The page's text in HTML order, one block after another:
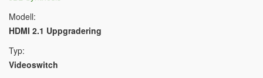
Modell:
HDMI 2.1 Uppgradering
Typ:
Videoswitch